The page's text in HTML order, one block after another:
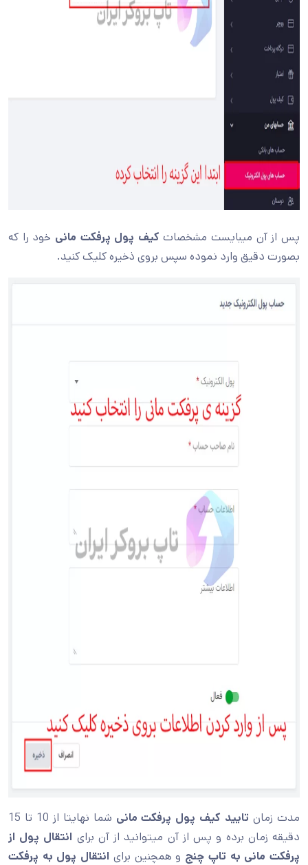
پس از آن میبایست مشخصات کیف پول پرفکت مانی خود را که
بصورت دقیق وارد نموده سپس بروی ذخیره کلیک کنید.
مدت زمان تایید کیف پول پرفکت مانی
شما نهایتا از 10 تا 15
دقیقه زمان برده و پس از آن میتوانید از آن برای انتقال پول از
پرفکت مانی به تاپ چنج و همچنین برای انتقال پول به پرفکت